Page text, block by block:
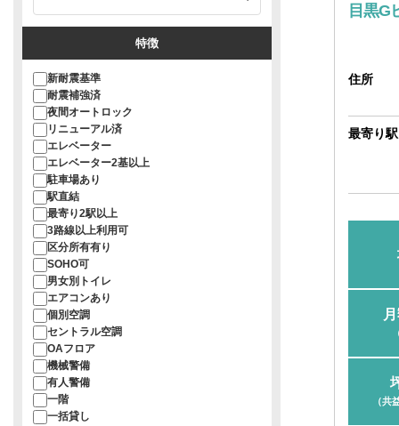
特徴
新耐震基準
耐震補強済
夜間オートロック
リニューアル済
エレベーター
エレベーター2基以上
駐車場あり
駅直結
最寄り2駅以上
3路線以上利用可
区分所有有り
SOHO可
男女別トイレ
エアコンあり
個別空調
セントラル空調
OAフロア
機械警備
有人警備
一階
一括貸し
目黒G
住所
最寄り駅
（共